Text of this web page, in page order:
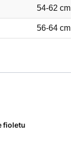
54-62 cm
56-64 cm
fioletu